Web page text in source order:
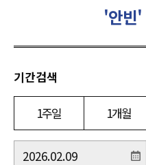
'안빈'
기간검색
1주일 1개월